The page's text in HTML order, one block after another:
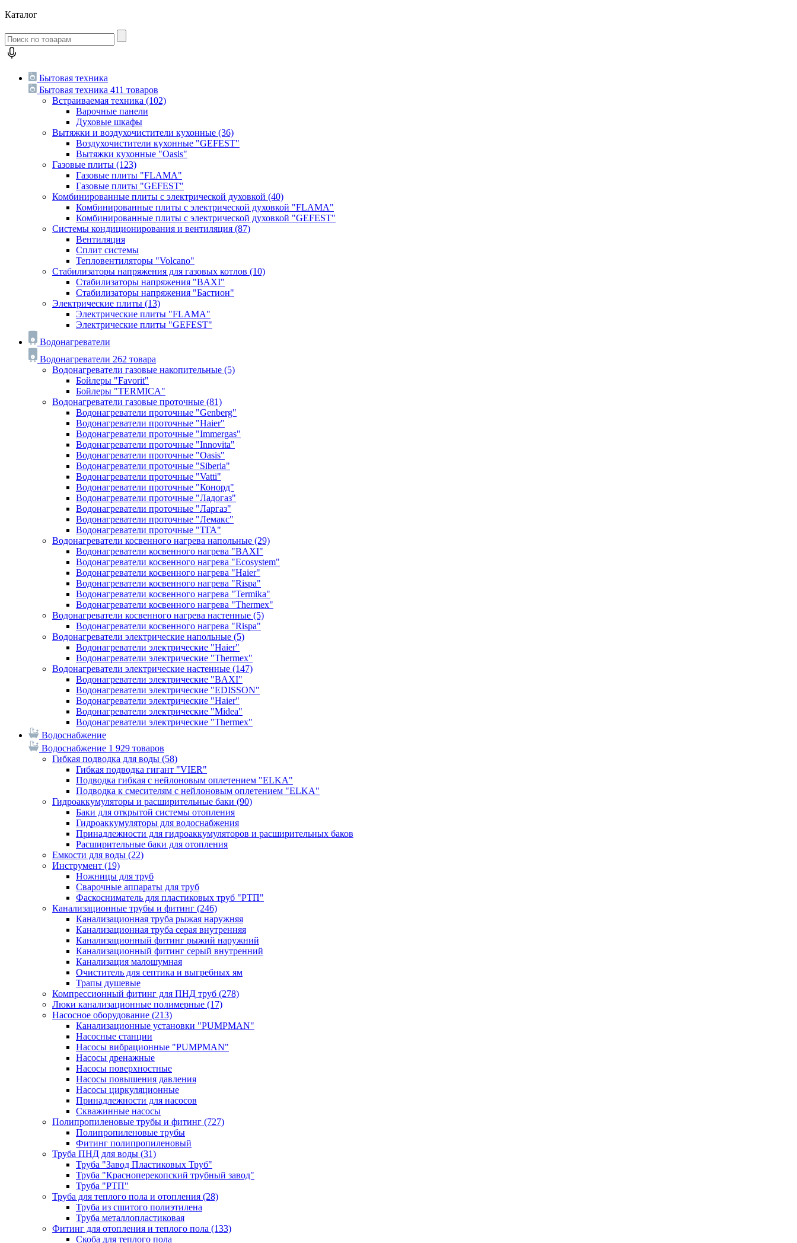
Каталог
Бытовая техника
Бытовая техника 411 товаров
Встраиваемая техника (102)
Варочные панели
Духовые шкафы
Вытяжки и воздухочистители кухонные (36)
Воздухочистители кухонные "GEFEST"
Вытяжки кухонные "Oasis"
Газовые плиты (123)
Газовые плиты "FLAMA"
Газовые плиты "GEFEST"
Комбинированные плиты с электрической духовкой (40)
Комбинированные плиты с электрической духовкой "FLAMA"
Комбинированные плиты с электрической духовкой "GEFEST"
Системы кондиционирования и вентиляция (87)
Вентиляция
Сплит системы
Тепловентиляторы "Volcano"
Стабилизаторы напряжения для газовых котлов (10)
Стабилизаторы напряжения "BAXI"
Стабилизаторы напряжения "Бастион"
Электрические плиты (13)
Электрические плиты "FLAMA"
Электрические плиты "GEFEST"
Водонагреватели
Водонагреватели 262 товара
Водонагреватели газовые накопительные (5)
Бойлеры "Favorit"
Бойлеры "TERMICA"
Водонагреватели газовые проточные (81)
Водонагреватели проточные "Genberg"
Водонагреватели проточные "Haier"
Водонагреватели проточные "Immergas"
Водонагреватели проточные "Innovita"
Водонагреватели проточные "Oasis"
Водонагреватели проточные "Siberia"
Водонагреватели проточные "Vatti"
Водонагреватели проточные "Конорд"
Водонагреватели проточные "Ладогаз"
Водонагреватели проточные "Ларгаз"
Водонагреватели проточные "Лемакс"
Водонагреватели проточные "ТГА"
Водонагреватели косвенного нагрева напольные (29)
Водонагреватели косвенного нагрева "BAXI"
Водонагреватели косвенного нагрева "Ecosystem"
Водонагреватели косвенного нагрева "Haier"
Водонагреватели косвенного нагрева "Rispa"
Водонагреватели косвенного нагрева "Termika"
Водонагреватели косвенного нагрева "Thermex"
Водонагреватели косвенного нагрева настенные (5)
Водонагреватели косвенного нагрева "Rispa"
Водонагреватели электрические напольные (5)
Водонагреватели электрические "Haier"
Водонагреватели электрические "Thermex"
Водонагреватели электрические настенные (147)
Водонагреватели электрические "BAXI"
Водонагреватели электрические "EDISSON"
Водонагреватели электрические "Haier"
Водонагреватели электрические "Midea"
Водонагреватели электрические "Thermex"
Водоснабжение
Водоснабжение 1 929 товаров
Гибкая подводка для воды (58)
Гибкая подводка гигант "VIER"
Подводка гибкая с нейлоновым оплетением "ELKA"
Подводка к смесителям с нейлоновым оплетением "ELKA"
Гидроаккумуляторы и расширительные баки (90)
Баки для открытой системы отопления
Гидроаккумуляторы для водоснабжения
Принадлежности для гидроаккумуляторов и расширительных баков
Расширительные баки для отопления
Емкости для воды (22)
Инструмент (19)
Ножницы для труб
Сварочные аппараты для труб
Фаскосниматель для пластиковых труб "РТП"
Канализационные трубы и фитинг (246)
Канализационная труба рыжая наружняя
Канализационная труба серая внутренняя
Канализационный фитинг рыжий наружний
Канализационный фитинг серый внутренний
Канализация малошумная
Очиститель для септика и выгребных ям
Трапы душевые
Компрессионный фитинг для ПНД труб (278)
Люки канализационные полимерные (17)
Насосное оборудование (213)
Канализационные установки "PUMPMAN"
Насосные станции
Насосы вибрационные "PUMPMAN"
Насосы дренажные
Насосы поверхностные
Насосы повышения давления
Насосы циркуляционные
Принадлежности для насосов
Скважинные насосы
Полипропиленовые трубы и фитинг (727)
Полипропиленовые трубы
Фитинг полипропиленовый
Труба ПНД для воды (31)
Труба "Завод Пластиковых Труб"
Труба "Красноперекопский трубный завод"
Труба "РТП"
Труба для теплого пола и отопления (28)
Труба из сшитого полиэтилена
Труба металлопластиковая
Фитинг для отопления и теплого пола (133)
Скоба для теплого пола